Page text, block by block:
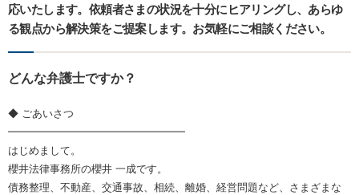
応いたします。依頼者さまの状況を十分にヒアリングし、あらゆ
る観点から解決策をご提案します。お気軽にご相談ください。
どんな弁護士ですか？
◆ ごあいさつ
━━━━━━━━━━━━━━━━━
はじめまして。
櫻井法律事務所の櫻井 一成です。
債務整理、不動産、交通事故、相続、離婚、経営問題など、さまざまな